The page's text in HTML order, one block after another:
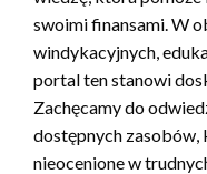
swoimi finansami. W
windykacyjnych,
portal ten stanowi
Zachęcamy do
dostępnych zasobów,
nieocenione w